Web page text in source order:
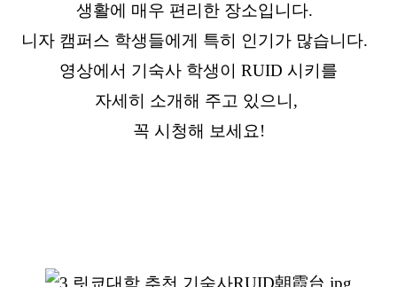
생활에 매우 편리한 장소입니다.
니자 캠퍼스 학생들에게 특히 인기가 많습니다.
영상에서 기숙사 학생이 RUID 시키를
자세히 소개해 주고 있으니,
꼭 시청해 보세요!